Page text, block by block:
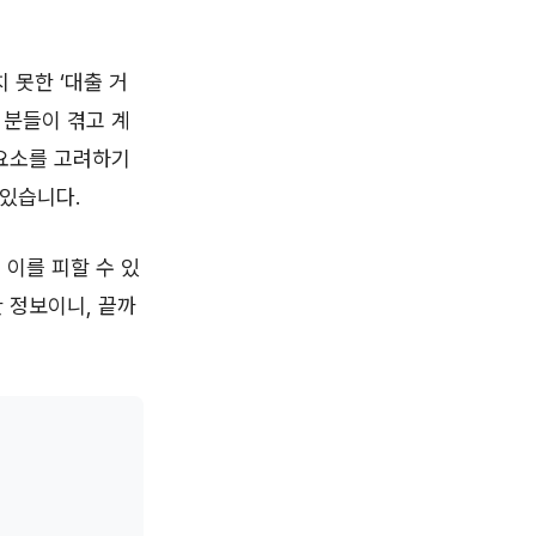
한 ‘대출 거
들이 겪고 계
를 고려하기
습니다.
를 피할 수 있
정보이니, 끝까